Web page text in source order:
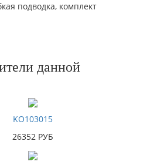
подводка, комплект
данной
KO103015
26352 РУБ